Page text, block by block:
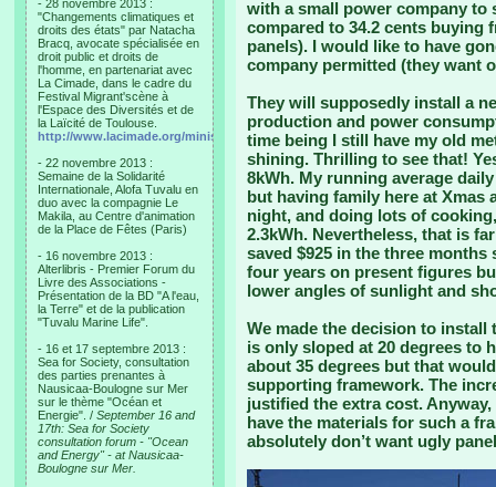
- 28 novembre 2013 :
"Changements climatiques et
droits des états" par Natacha
Bracq, avocate spécialisée en
droit public et droits de
l'homme, en partenariat avec
La Cimade, dans le cadre du
Festival Migrant'scène à
l'Espace des Diversités et de
la Laïcité de Toulouse.
http://www.lacimade.org/minisites/migrantscene
- 22 novembre 2013 :
Semaine de la Solidarité
Internationale, Alofa Tuvalu en
duo avec la compagnie Le
Makila, au Centre d'animation
de la Place de Fêtes (Paris)
- 16 novembre 2013 :
Alterlibris - Premier Forum du
Livre des Associations -
Présentation de la BD "A l'eau,
la Terre" et de la publication
"Tuvalu Marine Life".
- 16 et 17 septembre 2013 :
Sea for Society, consultation
des parties prenantes à
Nausicaa-Boulogne sur Mer
sur le thème "Océan et
Energie". / September 16 and
17th: Sea for Society
consultation forum - "Ocean
and Energy" - at Nausicaa-
Boulogne sur Mer.
with a small power company to
compared to 34.2 cents buying
panels). I would like to have
company permitted (they want
They will supposedly install a
production and power
time being I still have my old
shining. Thrilling to see that!
8kWh. My running average
but having family here at
night, and doing lots of
2.3kWh. Nevertheless, that is
saved $925 in the three
four years on present figures
lower angles of sunlight and
We made the decision to
is only sloped at 20 degrees to
about 35 degrees but that
supporting framework. The
justified the extra cost.
have the materials for such a
absolutely don’t want ugly